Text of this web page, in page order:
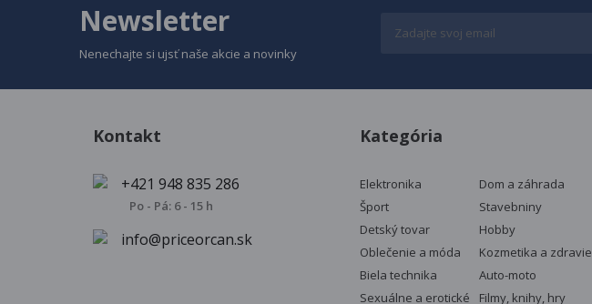
Newsletter
Nenechajte si ujsť naše akcie a novinky
Kontakt
+421 948 835 286
Po - Pá: 6 - 15 h
info@priceorcan.sk
Kategória
Elektronika
Dom a záhrada
Šport
Stavebniny
Detský tovar
Hobby
Oblečenie a móda
Kozmetika a zdravie
Biela technika
Auto-moto
Sexuálne a erotické
Filmy, knihy, hry